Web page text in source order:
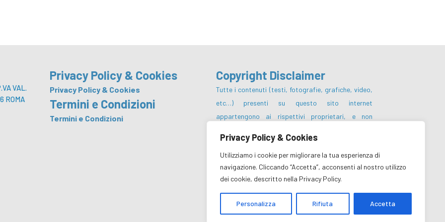
Privacy Policy & Cookies
Utilizziamo i cookie per migliorare la tua esperienza di
navigazione. Cliccando “Accetta”, acconsenti al nostro utilizzo
dei cookie, descritto nella Privacy Policy.
Personalizza Rifiuta Accetta
VAL.
ROMA
Privacy Policy & Cookies
Privacy Policy & Cookies
Termini e Condizioni
Termini e Condizioni
Copyright Disclaimer
Tutte i contenuti (testi, fotografie, grafiche, video,
etc…) presenti su questo sito internet
appartengono ai rispettivi proprietari, e non
commercializzati, distribuiti, radio o videotrasmessi
da parte degli utenti e dei terzi in genere, in alcun
modo e sotto qualsiasi forma salvo preventiva
autorizzazione da parte del Centro Turistico
Cooperativo sc e/o dei rispettivi proprietari dei